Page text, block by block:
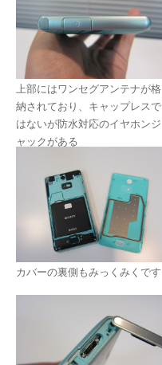
上部にはワンセグアンテナが格
納されており、キャップレスで
はないが防水対応のイヤホンジ
ャックがある
カバーの裏側もみっくみくです